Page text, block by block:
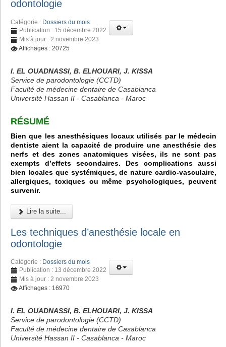
odontologie
Catégorie : Dossiers du mois
Publication : 15 décembre 2022
Mis à jour : 2 novembre 2023
Affichages : 20725
I. EL OUADNASSI, B. ELHOUARI, J. KISSA
Service de parodontologie (CCTD)
Faculté de médecine dentaire de Casablanca
Université Hassan II - Casablanca - Maroc
RÉSUMÉ
Bien que les anesthésiques locaux utilisés par le médecin
dentiste aient la capacité de produire une anesthésie des
nerfs et des zones anatomiques visées, ils ne sont pas
exempts d’effets secondaires. Des complications aussi
bien locales que systémiques, de nature cardio-vasculaire,
allergiques, toxiques ou même psychologiques, peuvent
survenir.
Lire la suite...
Les techniques d’anesthésie locale en
odontologie
Catégorie : Dossiers du mois
Publication : 13 décembre 2022
Mis à jour : 2 novembre 2023
Affichages : 16970
I. EL OUADNASSI, B. ELHOUARI, J. KISSA
Service de parodontologie (CCTD)
Faculté de médecine dentaire de Casablanca
Université Hassan II - Casablanca - Maroc